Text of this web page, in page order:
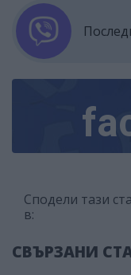
Сподели тази
в:
СВЪРЗАНИ